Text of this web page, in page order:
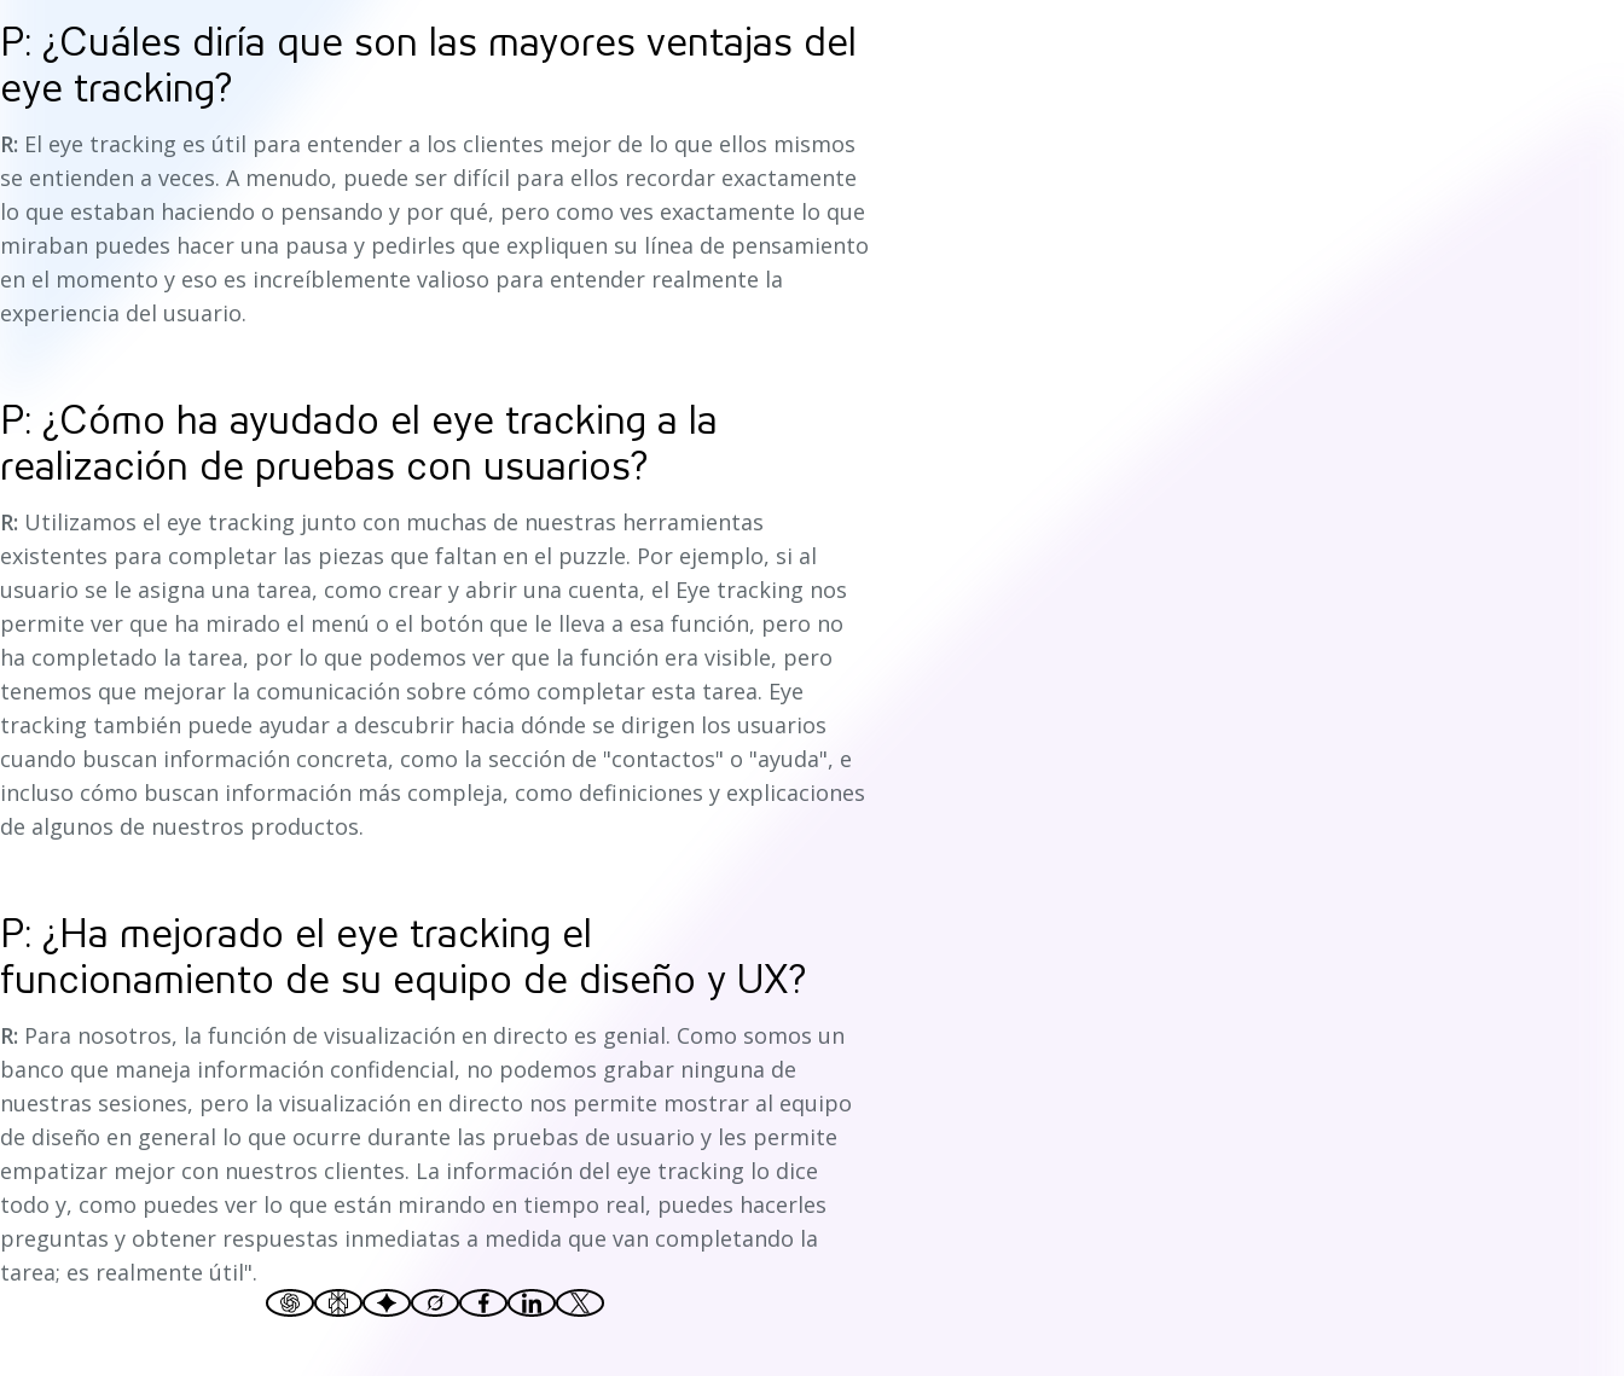
P: ¿Cuáles diría que son las mayores ventajas del
eye tracking?
R: El eye tracking es útil para entender a los clientes mejor de lo que ellos mismos
se entienden a veces. A menudo, puede ser difícil para ellos recordar exactamente
lo que estaban haciendo o pensando y por qué, pero como ves exactamente lo que
miraban puedes hacer una pausa y pedirles que expliquen su línea de pensamiento
en el momento y eso es increíblemente valioso para entender realmente la
experiencia del usuario.
P: ¿Cómo ha ayudado el eye tracking a la
realización de pruebas con usuarios?
R: Utilizamos el eye tracking junto con muchas de nuestras herramientas
existentes para completar las piezas que faltan en el puzzle. Por ejemplo, si al
usuario se le asigna una tarea, como crear y abrir una cuenta, el Eye tracking nos
permite ver que ha mirado el menú o el botón que le lleva a esa función, pero no
ha completado la tarea, por lo que podemos ver que la función era visible, pero
tenemos que mejorar la comunicación sobre cómo completar esta tarea. Eye
tracking también puede ayudar a descubrir hacia dónde se dirigen los usuarios
cuando buscan información concreta, como la sección de "contactos" o "ayuda", e
incluso cómo buscan información más compleja, como definiciones y explicaciones
de algunos de nuestros productos.
P: ¿Ha mejorado el eye tracking el
funcionamiento de su equipo de diseño y UX?
R: Para nosotros, la función de visualización en directo es genial. Como somos un
banco que maneja información confidencial, no podemos grabar ninguna de
nuestras sesiones, pero la visualización en directo nos permite mostrar al equipo
de diseño en general lo que ocurre durante las pruebas de usuario y les permite
empatizar mejor con nuestros clientes. La información del eye tracking lo dice
todo y, como puedes ver lo que están mirando en tiempo real, puedes hacerles
preguntas y obtener respuestas inmediatas a medida que van completando la
tarea; es realmente útil".